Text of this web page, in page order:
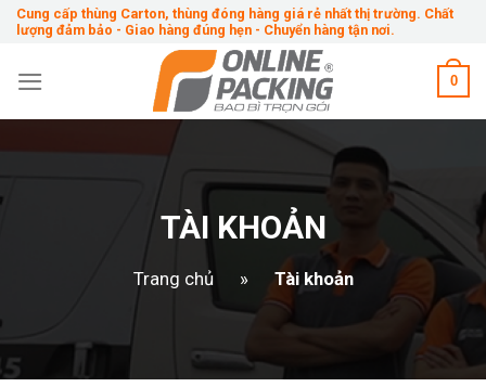
Skip
content
Cung cấp thùng Carton, thùng đóng hàng giá rẻ nhất thị trường. Chất
lượng đảm bảo - Giao hàng đúng hẹn - Chuyển hàng tận nơi.
0
TÀI KHOẢN
Trang chủ » Tài khoản